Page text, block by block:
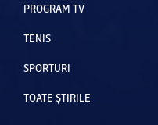
PROGRAM TV
TENIS
SPORTURI
TOATE ȘTIRILE